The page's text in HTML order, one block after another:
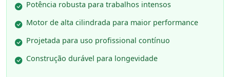
Potência robusta para trabalhos intensos
Motor de alta cilindrada para maior performance
Projetada para uso profissional contínuo
Construção durável para longevidade